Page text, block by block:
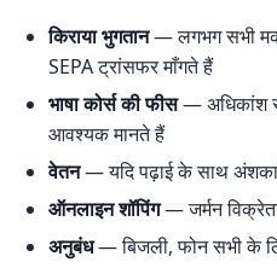
किराया भुगतान— लगभग सभी
SEPA ट्रांसफर माँगते हैं
भाषा कोर्स की फीस— अधिकांश
आवश्यक मानते हैं
वेतन— यदि पढ़ाई के साथ
ऑनलाइन शॉपिंग— जर्मन
अनुबंध— बिजली, फोन सभी के